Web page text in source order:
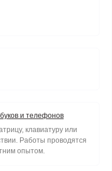
и телефонов
клавиатуру или
Работы проводятся
опытом.